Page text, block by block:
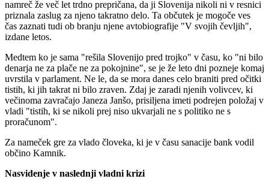
namreč že več let trdno prepričana, da ji Slovenija nikoli ni v resnici
priznala zaslug za njeno takratno delo. Ta občutek je mogoče ves
čas zaznati tudi ob branju njene avtobiografije "V svojih čevljih",
izdane letos.
Medtem ko je sama "rešila Slovenijo pred trojko" v času, ko "ni bilo
denarja ne za plače ne za pokojnine", se je že leto dni pozneje komaj
uvrstila v parlament. Ne le, da se mora danes celo braniti pred očitki
tistih, ki jih takrat ni bilo zraven. Zdaj je zaradi njenih volivcev, ki
večinoma zavračajo Janeza Janšo, prisiljena imeti podrejen položaj v
vladi "tistih, ki se nikoli prej niso ukvarjali ne s politiko ne s
proračunom".
Za nameček gre za vlado človeka, ki je v času sanacije bank vodil
občino Kamnik.
Nasvidenje v naslednji vladni krizi